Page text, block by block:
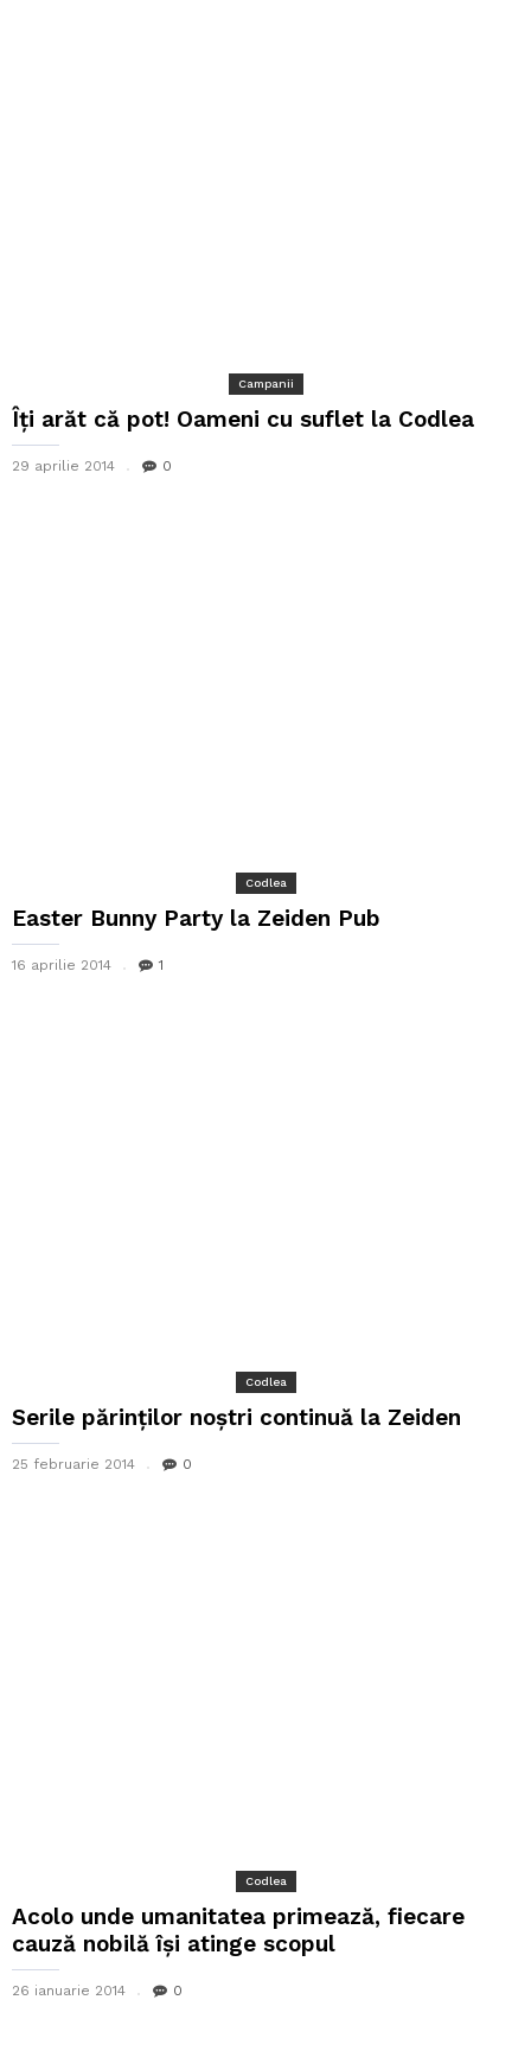
Campanii
Îți arăt că pot! Oameni cu suflet la Codlea
29 aprilie 2014 0
Codlea
Easter Bunny Party la Zeiden Pub
16 aprilie 2014 1
Codlea
Serile părinților noștri continuă la Zeiden
25 februarie 2014 0
Codlea
Acolo unde umanitatea primează, fiecare
cauză nobilă își atinge scopul
26 ianuarie 2014 0